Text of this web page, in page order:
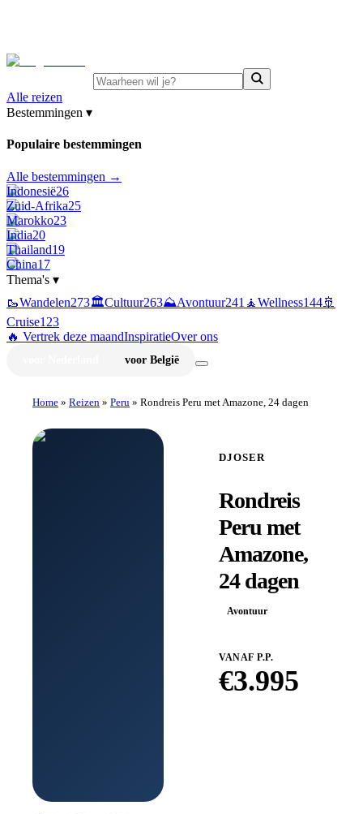
Alle reizen
Bestemmingen ▾
Populaire bestemmingen
Alle bestemmingen →
Indonesië26
Zuid-Afrika25
Marokko23
India20
Thailand19
China17
Thema's ▾
🥾Wandelen273🏛️Cultuur263⛰️Avontuur241 🧘Wellness144🚢
Cruise123
🔥 Vertrek deze maandInspiratieOver ons
voor België
Home » Reizen » Peru » Rondreis Peru met Amazone, 24 dagen
DJOSER
Rondreis
Peru met
Amazone,
24 dagen
Avontuur
VANAF P.P.
€3.995